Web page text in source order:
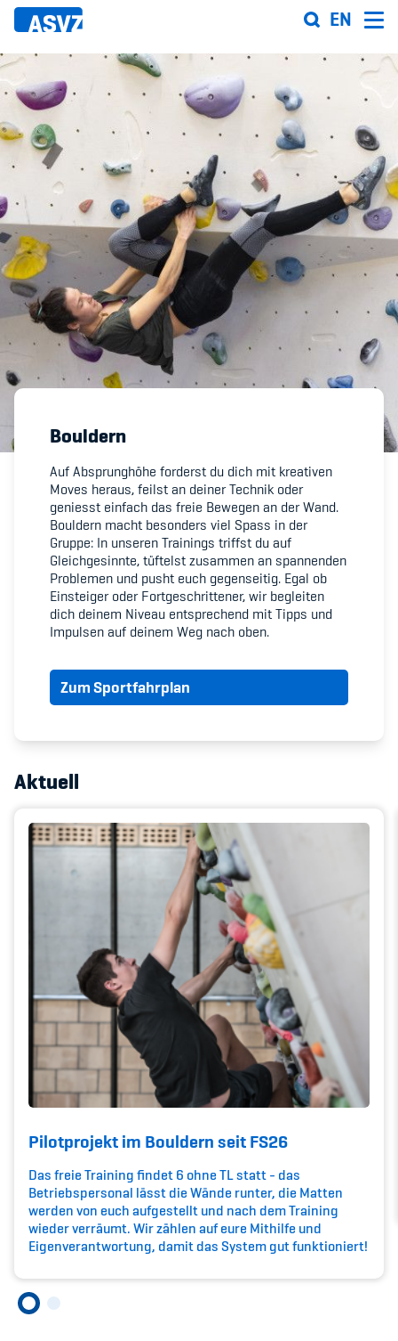
Direkt
zum
EN
Sportfahrplan
Sportarten
Sportanlagen
Events
ASVZ@home
Member's Manual / FAQ
Fairplay
Teilnahmeberechtigung
Blog
Diversität & Inklusion
Infomails
Krankenversicherung
Schwangerschaft & Sport
Spitzensport & Studium
Organisation
Team
Offene Stellen
Mitgliedervereine
Sponsoren und Partner
Netzwerk
Bouldern
Auf Absprunghöhe forderst du dich mit kreativen
Moves heraus, feilst an deiner Technik oder
geniesst einfach das freie Bewegen an der Wand.
Bouldern macht besonders viel Spass in der
Gruppe: In unseren Trainings triffst du auf
Gleichgesinnte, tüftelst zusammen an spannenden
Problemen und pusht euch gegenseitig. Egal ob
Einsteiger oder Fortgeschrittener, wir begleiten
dich deinem Niveau entsprechend mit Tipps und
Impulsen auf deinem Weg nach oben.
Zum Sportfahrplan
Aktuell
Pilotprojekt im Bouldern seit FS26
Das freie Training findet 6 ohne TL statt - das
Betriebspersonal lässt die Wände runter, die Matten
werden von euch aufgestellt und nach dem Training
wieder verräumt. Wir zählen auf eure Mithilfe und
Eigenverantwortung, damit das System gut funktioniert!